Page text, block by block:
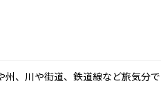
、川や街道、鉄道線など旅気分で